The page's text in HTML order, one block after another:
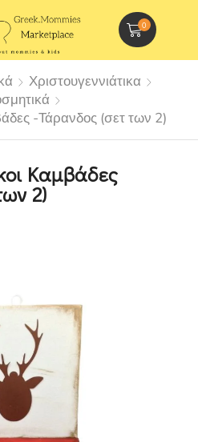
0
Χριστουγεννιάτικα
-Τάρανδος (σετ των 2)
Καμβάδες
2)